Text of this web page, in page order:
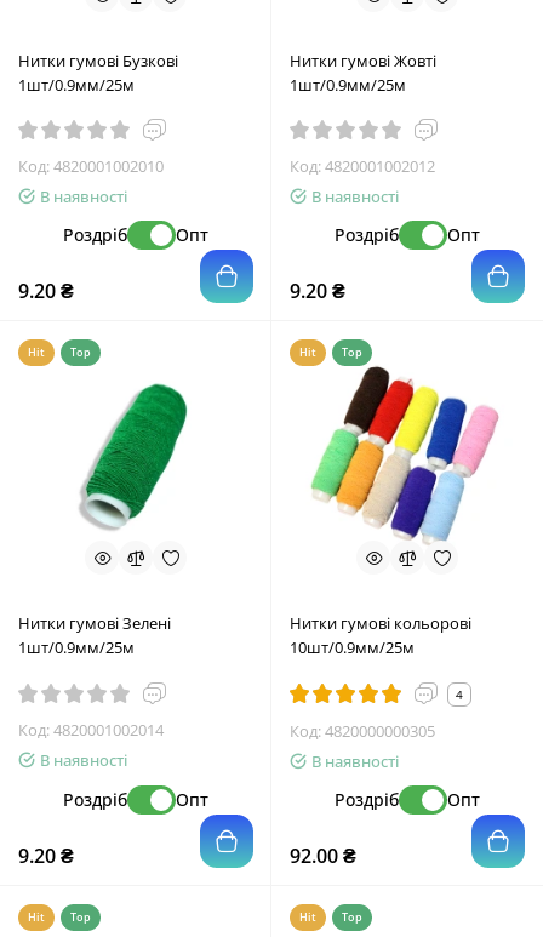
Нитки гумові Бузкові
1шт/0.9мм/25м
Код:4820001002010
В наявності
Роздріб Опт
9.20 ₴
Нитки гумові Жовті
1шт/0.9мм/25м
Код:4820001002012
В наявності
Роздріб Опт
9.20 ₴
Hit Top
Нитки гумові Зелені
1шт/0.9мм/25м
Код:4820001002014
В наявності
Роздріб Опт
9.20 ₴
Hit Top
Нитки гумові кольорові
10шт/0.9мм/25м
4
Код:4820000000305
В наявності
Роздріб Опт
92.00 ₴
Hit Top Hit Top